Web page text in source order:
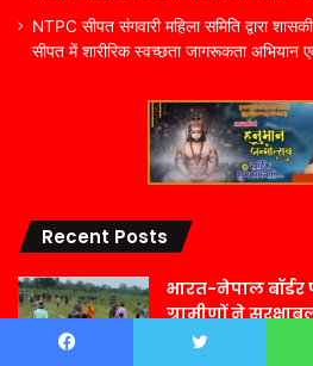
NTPC सीपत संगवारी महिला समिति द्वारा
सीपत में शारीरिक स्वच्छता जागरूकता अभियान
Recent Posts
भारत-नेपाल
ग्रामीणों ने
के थाने में FIR दर्ज